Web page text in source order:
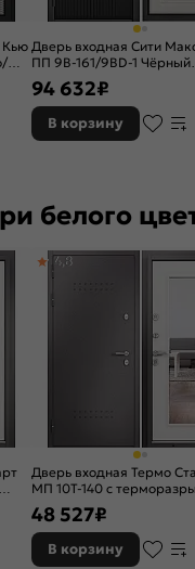
Кью Дверь входная Сити
ПП 9В-161/9ВD-1 Чёрный
матовый/Белый матовый,
94 632₽
В корзину
белого
Дверь входная Термо
МП 10T-140 с
Шоколад букле/Белый
замка, с ночной
4,8
48 527₽
В корзину